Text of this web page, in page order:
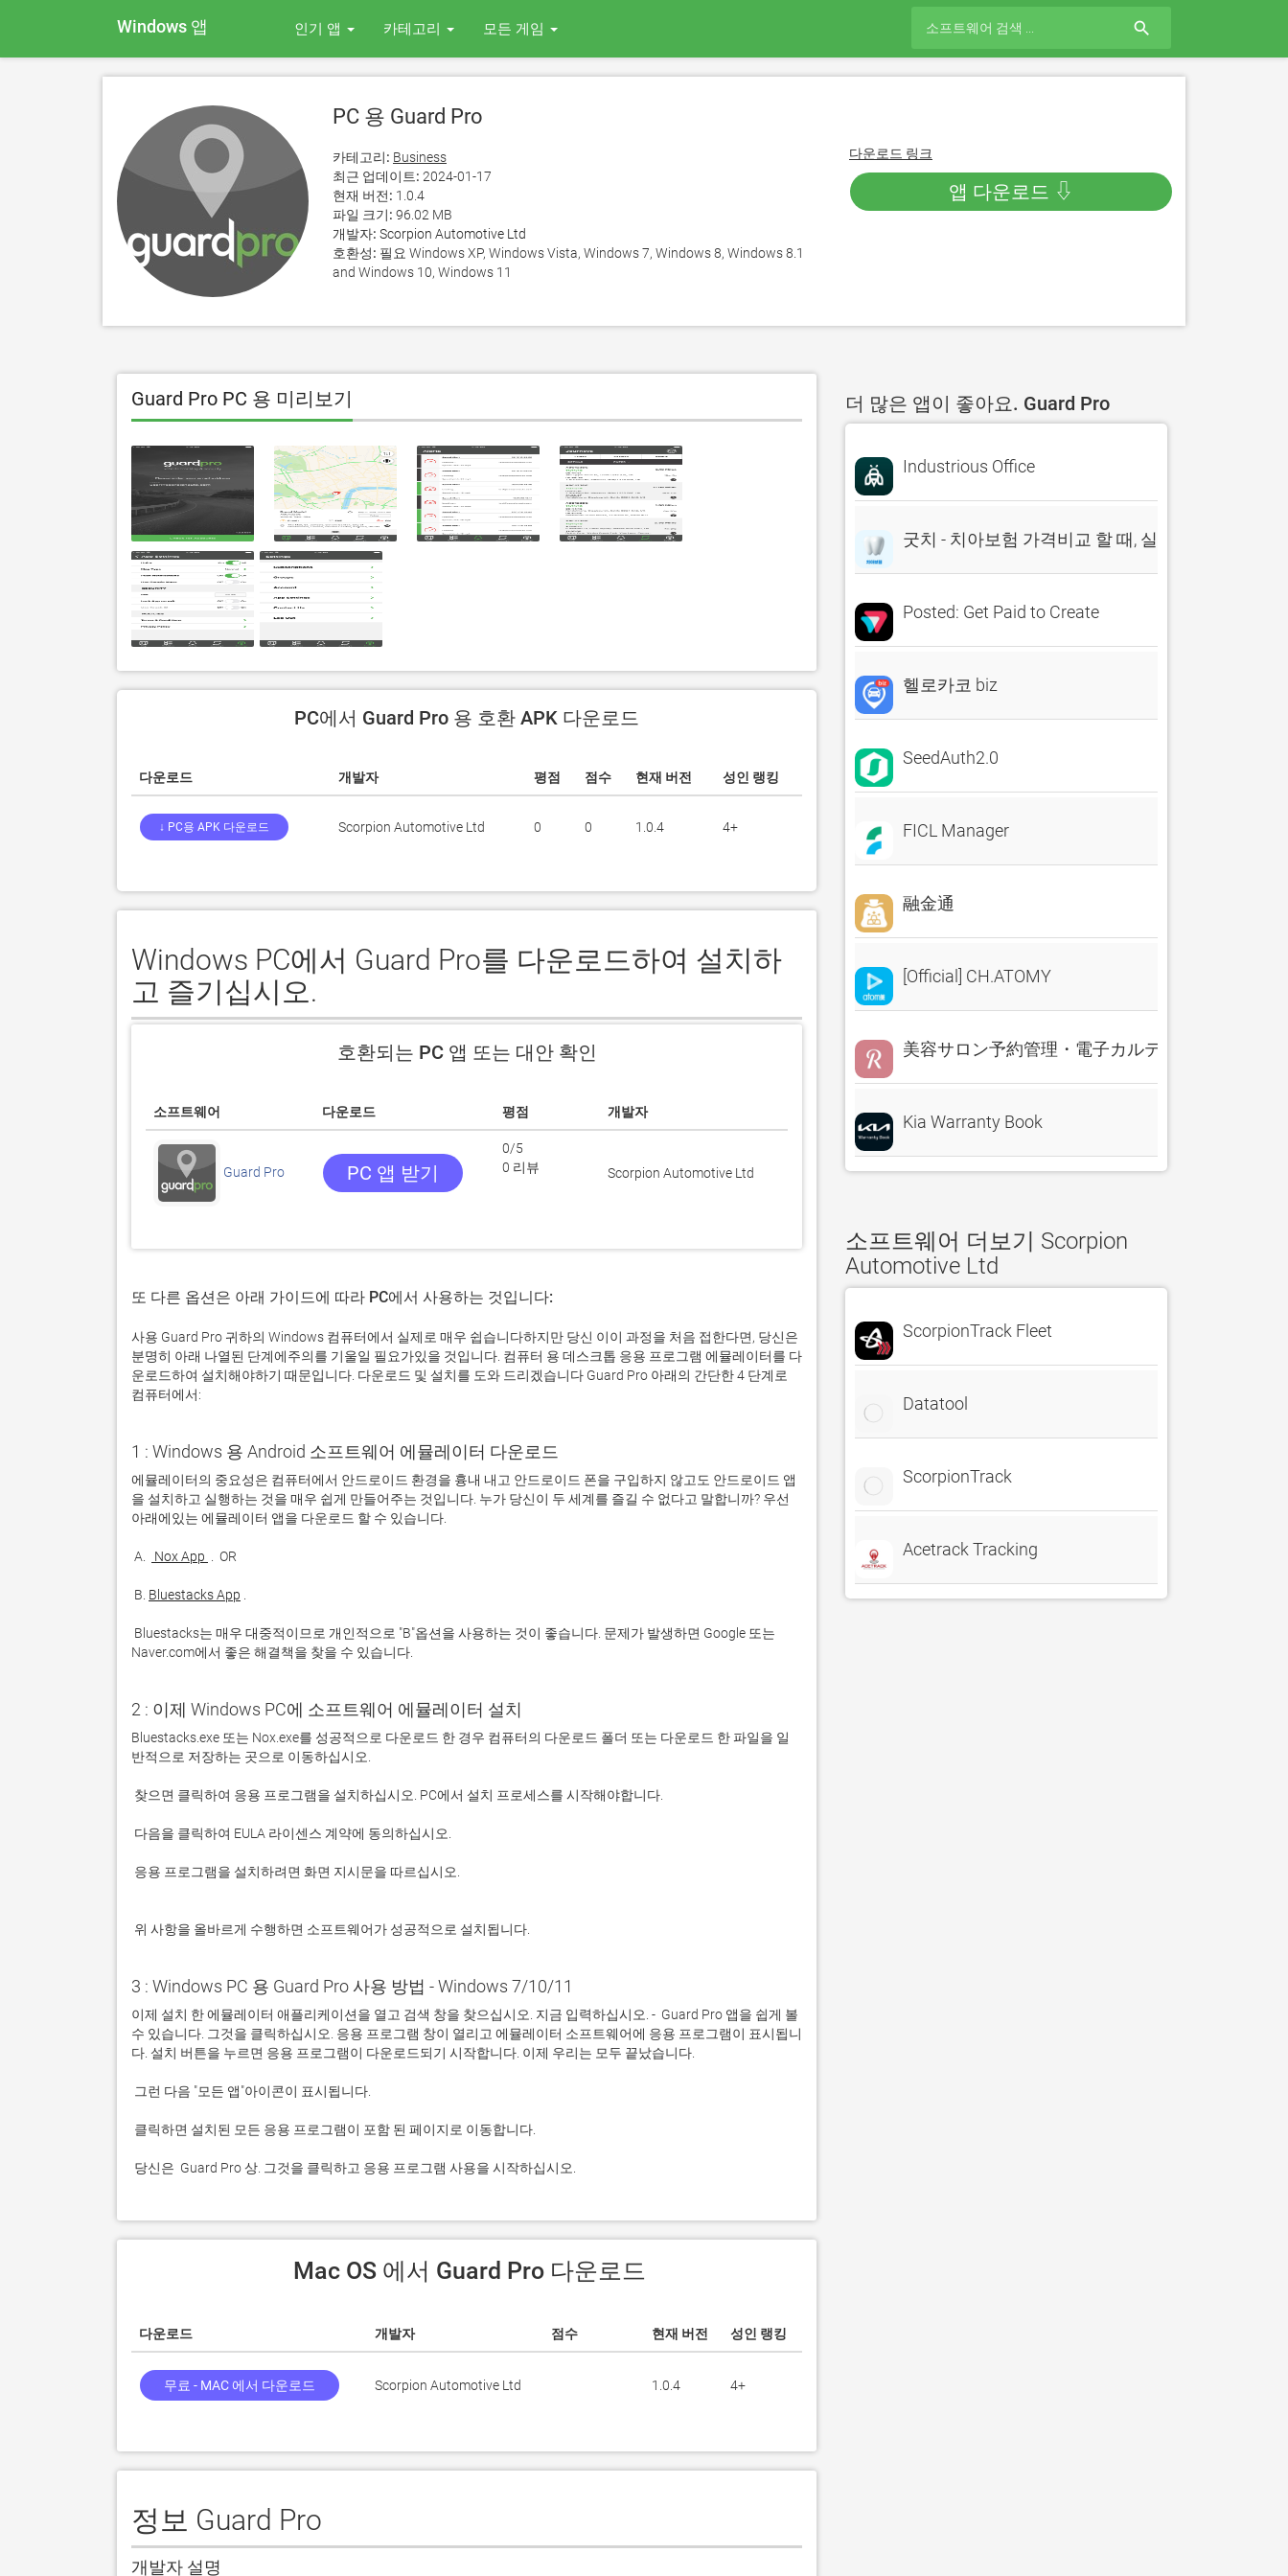
Windows 앱 인기 앱 카테고리 모든 게임 search
PC 용 Guard Pro
카테고리: Business
최근 업데이트: 2024-01-17
현재 버전: 1.0.4
파일 크기: 96.02 MB
개발자: Scorpion Automotive Ltd
호환성: 필요 Windows XP, Windows Vista, Windows 7, Windows 8, Windows 8.1
and Windows 10, Windows 11
다운로드 링크
앱 다운로드 ⇩
Guard Pro PC 용 미리보기
PC에서 Guard Pro 용 호환 APK 다운로드
다운로드 개발자 평점 점수 현재 버전 성인 랭킹
↓ PC용 APK 다운로드 Scorpion Automotive Ltd 0 0 1.0.4 4+
Windows PC에서 Guard Pro를 다운로드하여 설치하
고 즐기십시오.
호환되는 PC 앱 또는 대안 확인
소프트웨어 다운로드 평점 개발자
Guard Pro PC 앱 받기
0/5
0 리뷰
Scorpion Automotive Ltd
또 다른 옵션은 아래 가이드에 따라 PC에서 사용하는 것입니다:
사용 Guard Pro 귀하의 Windows 컴퓨터에서 실제로 매우 쉽습니다하지만 당신 이이 과정을 처음 접한다면, 당신은
분명히 아래 나열된 단계에주의를 기울일 필요가있을 것입니다. 컴퓨터 용 데스크톱 응용 프로그램 에뮬레이터를 다
운로드하여 설치해야하기 때문입니다. 다운로드 및 설치를 도와 드리겠습니다 Guard Pro 아래의 간단한 4 단계로
컴퓨터에서:
1 : Windows 용 Android 소프트웨어 에뮬레이터 다운로드
에뮬레이터의 중요성은 컴퓨터에서 안드로이드 환경을 흉내 내고 안드로이드 폰을 구입하지 않고도 안드로이드 앱
을 설치하고 실행하는 것을 매우 쉽게 만들어주는 것입니다. 누가 당신이 두 세계를 즐길 수 없다고 말합니까? 우선
A. Nox App
B. Bluestacks App
Naver.com에서 좋은 해결책을 찾을 수 있습니다.
2 : 이제 Windows PC에 소프트웨어 에뮬레이터 설치
Bluestacks.exe 또는 Nox.exe를 성공적으로 다운로드 한 경우 컴퓨터의 다운로드 폴더 또는 다운로드 한 파일을 일
위 사항을 올바르게 수행하면 소프트웨어가 성공적으로 설치됩니다.
3 : Windows PC 용 Guard Pro 사용 방법 - Windows 7/10/11
이제 설치 한 에뮬레이터 애플리케이션을 열고 검색 창을 찾으십시오. 지금 입력하십시오. -  Guard Pro 앱을 쉽게 볼
수 있습니다. 그것을 클릭하십시오. 응용 프로그램 창이 열리고 에뮬레이터 소프트웨어에 응용 프로그램이 표시됩니
당신은  Guard Pro 상. 그것을 클릭하고 응용 프로그램 사용을 시작하십시오.
Mac OS 에서 Guard Pro 다운로드
다운로드 개발자 점수 현재 버전 성인 랭킹
무료 - MAC 에서 다운로드 Scorpion Automotive Ltd 1.0.4 4+
정보 Guard Pro
개발자 설명
더 많은 앱이 좋아요. Guard Pro
Industrious Office
굿치 - 치아보험 가격비교 할 때, 실시간 비교견적 앱
Posted: Get Paid to Create
헬로카코 biz
SeedAuth2.0
FICL Manager
融金通
[Official] CH.ATOMY
美容サロン予約管理・電子カルテ・売上分析
Kia Warranty Book
소프트웨어 더보기 Scorpion
Automotive Ltd
ScorpionTrack Fleet
Datatool
ScorpionTrack
Acetrack Tracking